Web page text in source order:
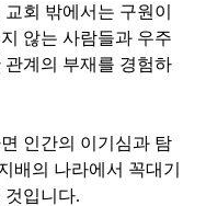
회 밖에서는 구원이
않는 사람들과 우주
계의 부재를 경험하
인간의 이기심과 탐
배의 나라에서 꼭대기
것입니다.